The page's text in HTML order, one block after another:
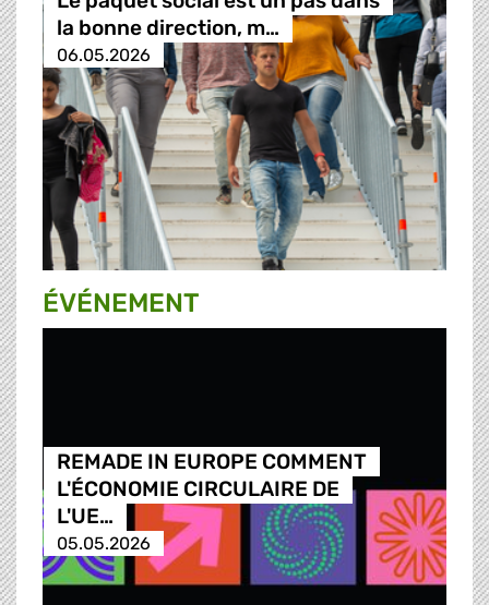
la bonne direction, m…
06.05.2026
ÉVÉNEMENT
REMADE IN EUROPE COMMENT
L'ÉCONOMIE CIRCULAIRE DE
L'UE…
05.05.2026